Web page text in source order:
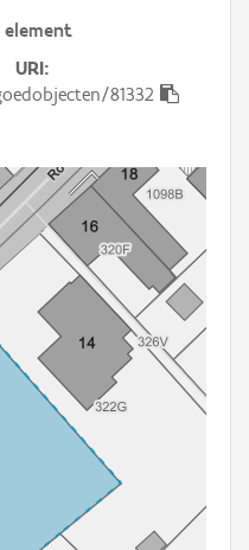
element
URI
81332